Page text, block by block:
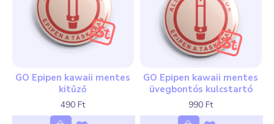
GO Epipen kawaii mentes
kitűző
490 Ft
GO Epipen kawaii mentes
üvegbontós kulcstartó
990 Ft